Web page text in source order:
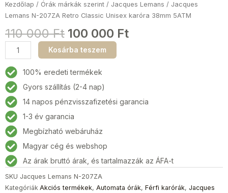
Kezdőlap / Órák márkák szerint / Jacques Lemans / Jacques
Lemans N-207ZA Retro Classic Unisex karóra 38mm 5ATM
110 000Ft 100 000 Ft
Jacques
Lemans
N-
207ZA
Retro
Classic
Unisex
karóra
38mm
5ATM
mennyiség
Kosárba teszem
100% eredeti termékek
Gyors szállítás (2-4 nap)
14 napos pénzvisszafizetési garancia
1-3 év garancia
Megbízható webáruház
Magyar cég és webshop
Az árak bruttó árak, és tartalmazzák az ÁFA-t
SKU Jacques Lemans N-207ZA
Kategóriák Akciós termékek, Automata órák, Férfi karórák, Jacques